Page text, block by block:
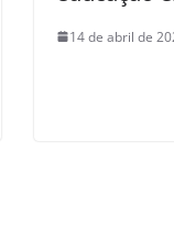
14 de abril de